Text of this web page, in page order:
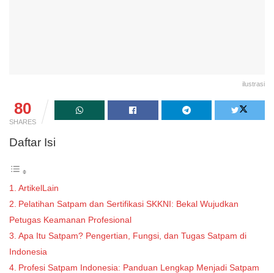
ilustrasi
80
SHARES
Daftar Isi
ArtikelLain
Pelatihan Satpam dan Sertifikasi SKKNI: Bekal Wujudkan
Petugas Keamanan Profesional
Apa Itu Satpam? Pengertian, Fungsi, dan Tugas Satpam di
Indonesia
Profesi Satpam Indonesia: Panduan Lengkap Menjadi Satpam